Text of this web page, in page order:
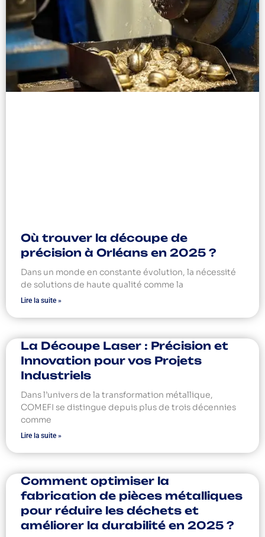
Où trouver la découpe de
précision à Orléans en 2025 ?
Dans un monde en constante évolution, la nécessité
de solutions de haute qualité comme la
Lire la suite »
La Découpe Laser : Précision et
Innovation pour vos Projets
Industriels
Dans l’univers de la transformation métallique,
COMEFI se distingue depuis plus de trois décennies
comme
Lire la suite »
Comment optimiser la
fabrication de pièces métalliques
pour réduire les déchets et
améliorer la durabilité en 2025 ?